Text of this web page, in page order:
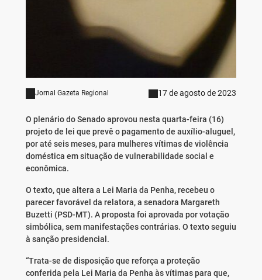
Jornal Gazeta Regional 17 de agosto de 2023
O plenário do Senado aprovou nesta quarta-feira (16)
projeto de lei que prevê o pagamento de auxílio-aluguel,
por até seis meses, para mulheres vítimas de violência
doméstica em situação de vulnerabilidade social e
econômica.
O texto, que altera a Lei Maria da Penha, recebeu o
parecer favorável da relatora, a senadora Margareth
Buzetti (PSD-MT). A proposta foi aprovada por votação
simbólica, sem manifestações contrárias. O texto seguiu
à sanção presidencial.
“Trata-se de disposição que reforça a proteção
conferida pela Lei Maria da Penha às vítimas para que,